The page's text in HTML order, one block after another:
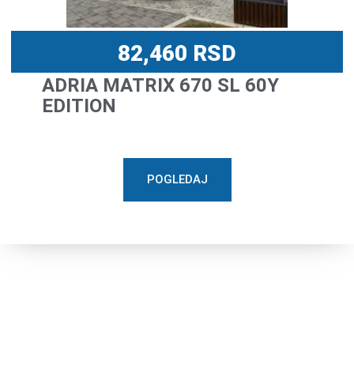
82,460 RSD
ADRIA MATRIX 670 SL 60Y
EDITION
POGLEDAJ